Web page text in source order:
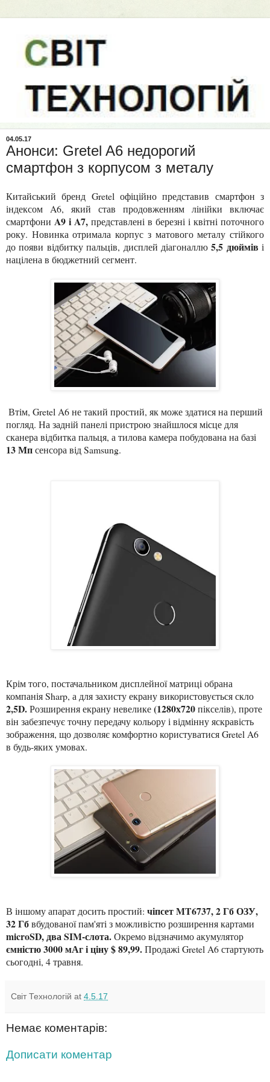
04.05.17
Анонси: Gretel A6 недорогий
смартфон з корпусом з металу
Китайський бренд Gretel офіційно представив смартфон з
індексом A6, який став продовженням лінійки включає
смартфони A9 і A7, представлені в березні і квітні поточного
року. Новинка отримала корпус з матового металу стійкого
до появи відбитку пальців, дисплей діагоналлю5,5 дюймів і
націлена в бюджетний сегмент.
Втім, Gretel A6 не такий простий, як може здатися на перший
погляд. На задній панелі пристрою знайшлося місце для
сканера відбитка пальця, а тилова камера побудована на базі
13 Мпсенсора від Samsung.
Крім того, постачальником дисплейної матриці обрана
компанія Sharp, а для захисту екрану використовується скло
2,5D.Розширенняекрану невелике(1280х720пікселів), проте
він забезпечує точну передачу кольору і відмінну яскравість
зображення, що дозволяє комфортно користуватися Gretel A6
в будь-яких умовах.
В іншому апарат досить простий: чіпсет MT6737, 2 Гб ОЗУ,
32 Гбвбудованої пам'яті з можливістю розширення картами
microSD, два SIM-слота.Окремо відзначимо акумулятор
ємністю 3000 мАг і ціну $ 89,99.Продажі Gretel A6 стартують
сьогодні, 4 травня.
Світ Технологій at 4.5.17
Немає коментарів:
Дописати коментар